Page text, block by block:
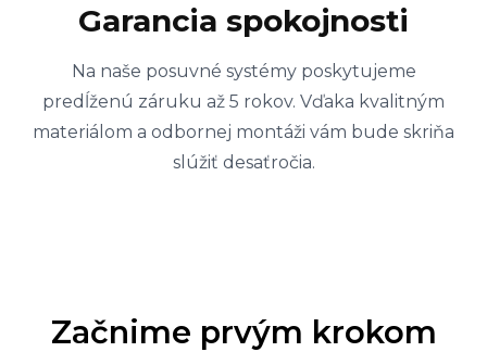
Garancia spokojnosti
Na naše posuvné systémy poskytujeme
predĺženú záruku až 5 rokov. Vďaka kvalitným
materiálom a odbornej montáži vám bude skriňa
slúžiť desaťročia.
Začnime prvým krokom